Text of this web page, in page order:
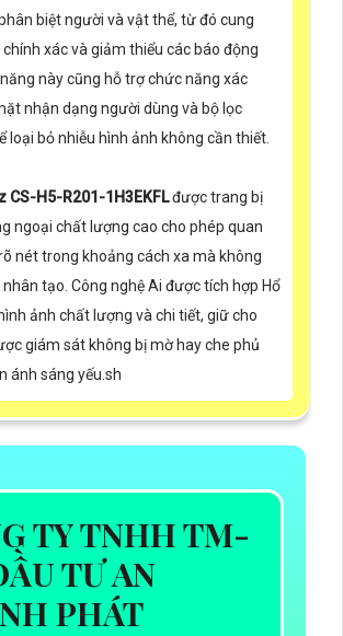
biệt người và vật thể, từ đó cung
xác và giảm thiểu các báo động
này cũng hỗ trợ chức năng xác
nhận dạng người dùng và bộ lọc
loại bỏ nhiễu hình ảnh không cần thiết.
CS-H5-R201-1H3EKFLđược trang bị
ngoại chất lượng cao cho phép quan
nét trong khoảng cách xa mà không
tạo. Công nghệ Ai được tích hợp Hổ
ảnh chất lượng và chi tiết, giữ cho
giám sát không bị mờ hay che phủ
ánh sáng yếu.sh
TY TNHH TM-
TƯ AN
PHÁT